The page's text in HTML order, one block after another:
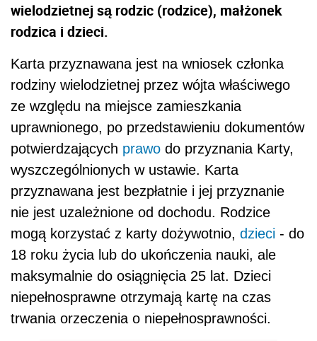
wielodzietnej są rodzic (rodzice), małżonek
rodzica i dzieci.
Karta przyznawana jest na wniosek członka
rodziny wielodzietnej przez wójta właściwego
ze względu na miejsce zamieszkania
uprawnionego, po przedstawieniu dokumentów
potwierdzających prawo do przyznania Karty,
wyszczególnionych w ustawie. Karta
przyznawana jest bezpłatnie i jej przyznanie
nie jest uzależnione od dochodu. Rodzice
mogą korzystać z karty dożywotnio, dzieci - do
18 roku życia lub do ukończenia nauki, ale
maksymalnie do osiągnięcia 25 lat. Dzieci
niepełnosprawne otrzymają kartę na czas
trwania orzeczenia o niepełnosprawności.